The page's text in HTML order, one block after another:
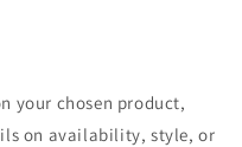
your chosen product,
on availability, style, or